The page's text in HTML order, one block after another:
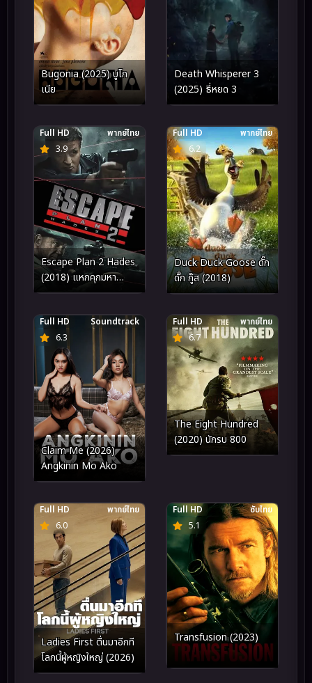
Bugonia (2025) บูโก
เนีย
Death Whisperer 3
(2025) ธี่หยด 3
3.9
Full HD พากย์ไทย
Escape Plan 2 Hades
(2018) แหกคุกมหา
ประลัย 2
6.2
Full HD พากย์ไทย
Duck Duck Goose ดั๊ก
ดั๊ก กู๊ส (2018)
6.3
Full HD Soundtrack
Claim Me (2026)
Angkinin Mo Ako
6.7
Full HD พากย์ไทย
The Eight Hundred
(2020) นักรบ 800
6.0
Full HD พากย์ไทย
Ladies First ตื่นมาอีกที
โลกนี้ผู้หญิงใหญ่ (2026)
5.1
Full HD ซับไทย
Transfusion (2023)